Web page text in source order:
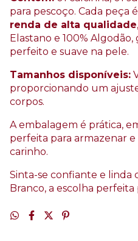
para pescoço. Cada peça
renda de alta qualidade
Elastano e 100%
perfeito e suave na pele.
Tamanhos disponíveis:
proporcionando um
corpos.
A embalagem é prática,
perfeita para armazenar
carinho.
Sinta-se confiante e linda
Branco, a escolha